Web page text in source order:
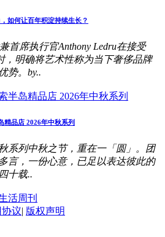
如何让百年积淀持续生长？
首席执行官Anthony Ledru在接受
，明确将艺术性称为当下奢侈品牌
势。by..
精品店 2026年中秋系列
系列中秋之节，重在一「圆」。团
言，一份心意，已足以表达彼此的
十载..
活周刊
议| 版权声明